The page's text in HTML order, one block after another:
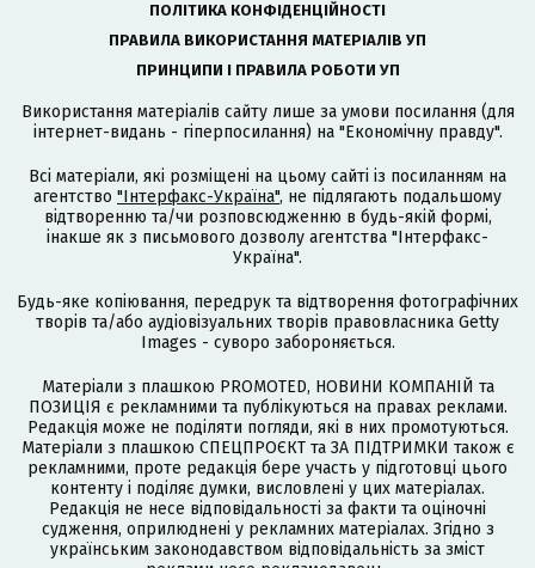
ПОЛІТИКА КОНФІДЕНЦІЙНОСТІ
ПРАВИЛА ВИКОРИСТАННЯ МАТЕРІАЛІВ УП
ПРИНЦИПИ І ПРАВИЛА РОБОТИ УП
Використання матеріалів сайту лише за умови посилання (для
інтернет-видань - гіперпосилання) на "Економічну правду".
Всі матеріали, які розміщені на цьому сайті із посиланням на
агентство "Інтерфакс-Україна", не підлягають подальшому
відтворенню та/чи розповсюдженню в будь-якій формі,
інакше як з письмового дозволу агентства "Інтерфакс-
Україна".
Будь-яке копіювання, передрук та відтворення фотографічних
творів та/або аудіовізуальних творів правовласника Getty
Images - суворо забороняється.
Матеріали з плашкою PROMOTED, НОВИНИ КОМПАНІЙ та
ПОЗИЦІЯ є рекламними та публікуються на правах реклами.
Редакція може не поділяти погляди, які в них промотуються.
Матеріали з плашкою СПЕЦПРОЄКТ та ЗА ПІДТРИМКИ також є
рекламними, проте редакція бере участь у підготовці цього
контенту і поділяє думки, висловлені у цих матеріалах.
Редакція не несе відповідальності за факти та оціночні
судження, оприлюднені у рекламних матеріалах. Згідно з
українським законодавством відповідальність за зміст